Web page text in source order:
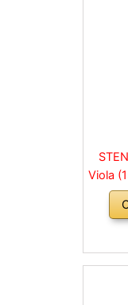
Viola